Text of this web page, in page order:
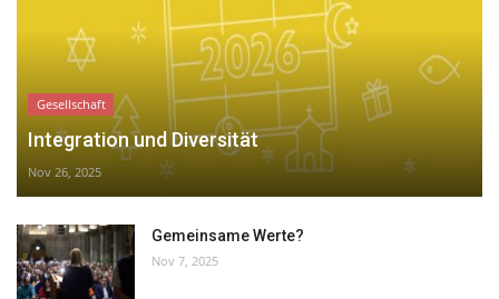
Gesellschaft
Integration und Diversität
Nov 26, 2025
Gemeinsame Werte?
Nov 7, 2025